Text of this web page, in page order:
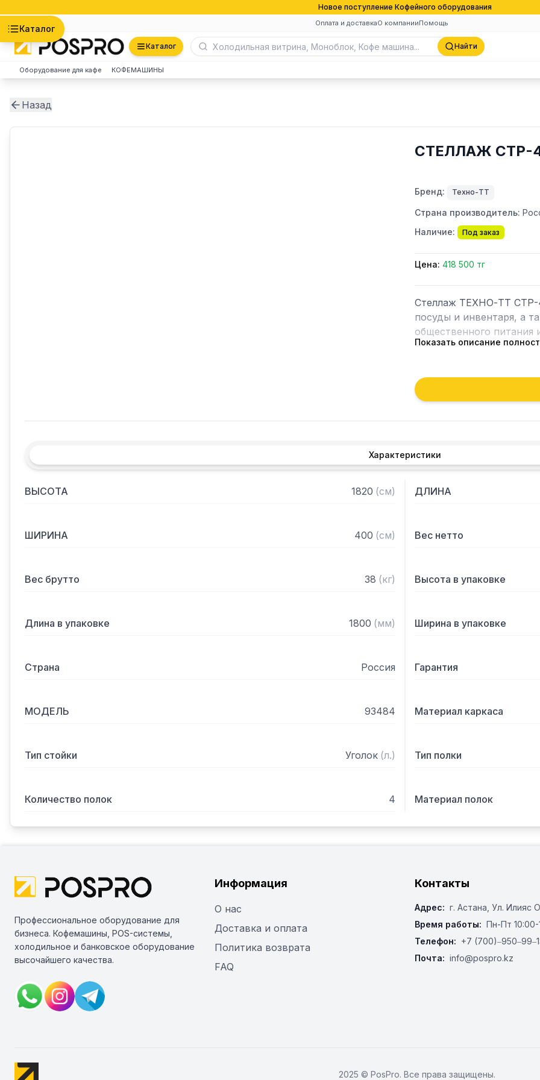
Новое поступление Кофейного оборудования
Оплата и доставкаО компанииПомощь
Каталог
Каталог Найти
Оборудование для кафе КОФЕМАШИНЫ
Назад
СТЕЛЛАЖ СТР-
Бренд: Техно-ТТ
Страна производитель:
Наличие:
Под заказ
Цена: 418 500 тг
Стеллаж ТЕХНО-ТТ СТР-
посуды и инвентаря, а
общественного питания
— Стеллаж
— Стойки из уголка
краской серого цвета
— Расстояние между
— Стеллаж поставляется
Показать описание
Характеристики
ВЫСОТА 1820 (см) ДЛИНА
ШИРИНА 400 (см) Вес нетто
Вес брутто 38 (кг) Высота в упаковке
Длина в упаковке 1800 (мм) Ширина в упаковке
Страна Россия Гарантия
МОДЕЛЬ 93484 Материал каркаса
Тип стойки Уголок (л.) Тип полки
Количество полок 4 Материал полок
Профессиональное оборудование для
бизнеса. Кофемашины, POS-системы,
холодильное и банковское оборудование
высочайшего качества.
Информация
О нас
Доставка и оплата
Политика возврата
FAQ
Контакты
Адрес: г. Астана, ​Ул. Илияс
Время работы: Пн-Пт 10:00-
Телефон: +7
Почта: info@pospro.kz
2025 © PosPro. Все права защищены.